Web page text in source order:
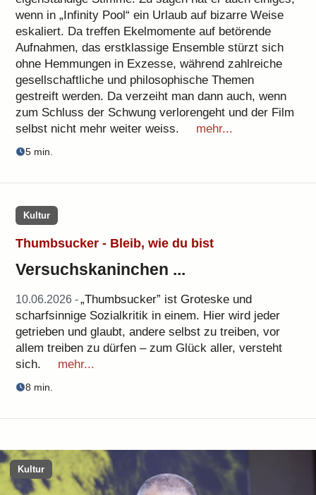
wenn in „Infinity Pool“ ein Urlaub auf bizarre Weise
eskaliert. Da treffen Ekelmomente auf betörende
Aufnahmen, das erstklassige Ensemble stürzt sich
ohne Hemmungen in Exzesse, während zahlreiche
gesellschaftliche und philosophische Themen
gestreift werden. Da verzeiht man dann auch, wenn
zum Schluss der Schwung verlorengeht und der Film
selbst nicht mehr weiter weiss.
mehr...
5 min.
Kultur
Thumbsucker - Bleib, wie du bist
Versuchskaninchen ...
10.06.2026 -„Thumbsucker” ist Groteske und
scharfsinnige Sozialkritik in einem. Hier wird jeder
getrieben und glaubt, andere selbst zu treiben, vor
allem treiben zu dürfen – zum Glück aller, versteht
sich.
mehr...
8 min.
Kultur